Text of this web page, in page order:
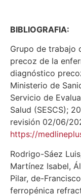
BIBLIOGRAFIA:
Grupo de trabajo
precoz de la
diagnóstico
Ministerio de
Servicio de
Salud (SESCS);
revisión 02/06/
https://
Rodrigo-Sáez
Martínez Isabel,
Pilar, de-
ferropénica